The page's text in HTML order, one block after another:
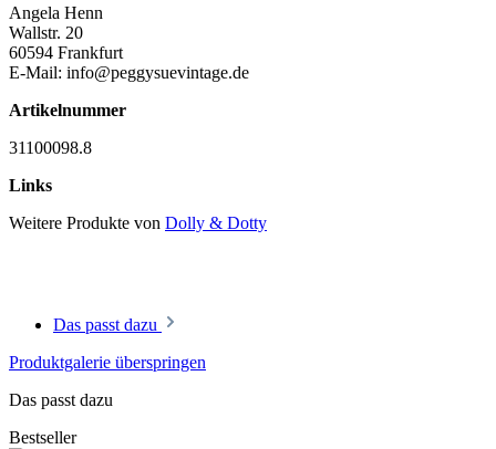
Angela Henn
Wallstr. 20
60594 Frankfurt
E-Mail: info@peggysuevintage.de
Artikelnummer
31100098.8
Links
Weitere Produkte von Dolly & Dotty
Das passt dazu
Produktgalerie überspringen
Das passt dazu
Bestseller